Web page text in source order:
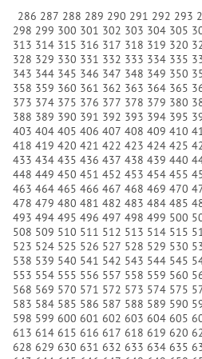
286 287 288 289 290 291 292 293
298 299 300 301 302 303 304 305
313 314 315 316 317 318 319 320
328 329 330 331 332 333 334 335
343 344 345 346 347 348 349 350
358 359 360 361 362 363 364 365
373 374 375 376 377 378 379 380
388 389 390 391 392 393 394 395
403 404 405 406 407 408 409 410
418 419 420 421 422 423 424 425
433 434 435 436 437 438 439 440
448 449 450 451 452 453 454 455
463 464 465 466 467 468 469 470
478 479 480 481 482 483 484 485
493 494 495 496 497 498 499 500
508 509 510 511 512 513 514 515
523 524 525 526 527 528 529 530
538 539 540 541 542 543 544 545
553 554 555 556 557 558 559 560
568 569 570 571 572 573 574 575
583 584 585 586 587 588 589 590
598 599 600 601 602 603 604 605
613 614 615 616 617 618 619 620
628 629 630 631 632 633 634 635